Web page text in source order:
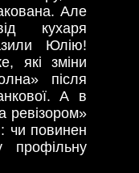
Але
кухаря
Юлію!
які зміни
після
А в
ревізором»
чи повинен
профільну